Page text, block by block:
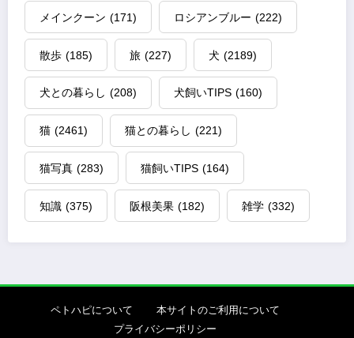
メインクーン (171) ロシアンブルー (222)
散歩 (185) 旅 (227) 犬 (2189)
犬との暮らし (208) 犬飼いTIPS (160)
猫 (2461) 猫との暮らし (221)
猫写真 (283) 猫飼いTIPS (164)
知識 (375) 阪根美果 (182) 雑学 (332)
ペトハピについて
本サイトのご利用について
プライバシーポリシー